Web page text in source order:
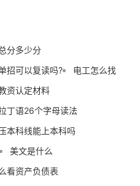
分多少分
招可以复读吗?
电工怎么找
资认定材料
丁语26个字母读法
本科线能上本科吗
美文是什么
看资产负债表